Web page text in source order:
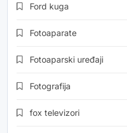
Ford kuga
Fotoaparate
Fotoaparski uređaji
Fotografija
fox televizori